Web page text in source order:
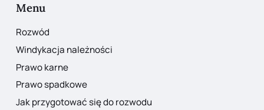
Menu
Rozwód
Windykacja należności
Prawo karne
Prawo spadkowe
Jak przygotować się do rozwodu